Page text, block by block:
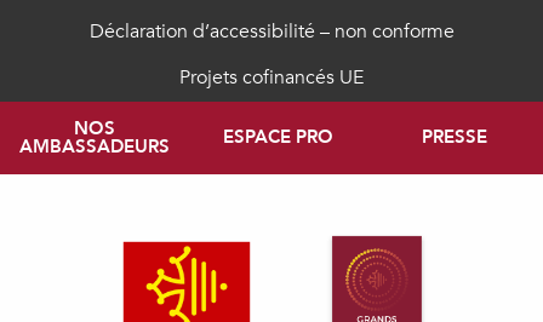
Déclaration d’accessibilité – non conforme
Projets cofinancés UE
NOS
AMBASSADEURS ESPACE PRO PRESSE